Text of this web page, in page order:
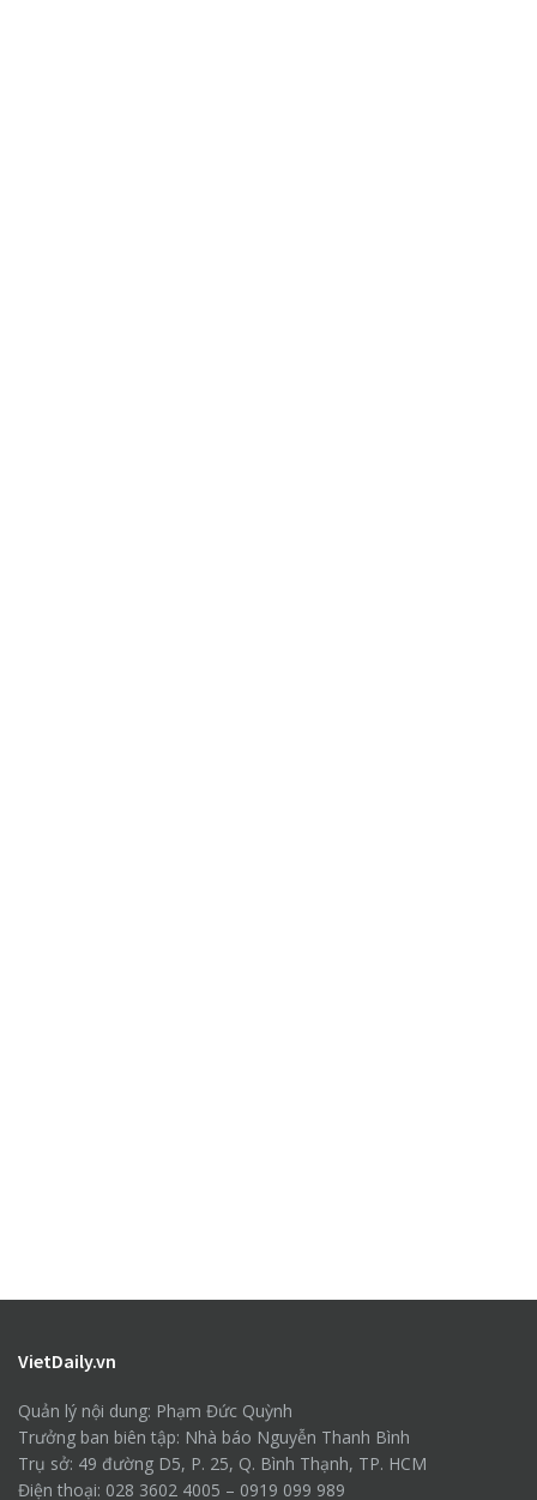
VietDaily.vn
Quản lý nội dung: Phạm Đức Quỳnh
Trưởng ban biên tập: Nhà báo Nguyễn Thanh Bình
Trụ sở: 49 đường D5, P. 25, Q. Bình Thạnh, TP. HCM
Điện thoại: 028 3602 4005 – 0919 099 989